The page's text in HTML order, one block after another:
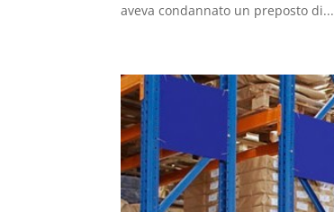
aveva condannato un preposto di...